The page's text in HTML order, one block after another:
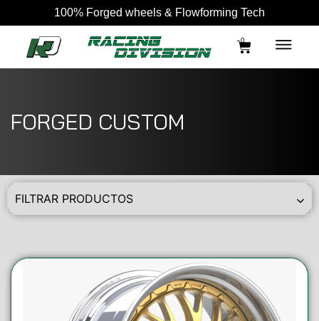
100% Forged wheels & Flowforming Tech
0
FORGED CUSTOM
FILTRAR PRODUCTOS